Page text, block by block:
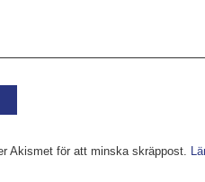
Akismet för att minska skräppost.